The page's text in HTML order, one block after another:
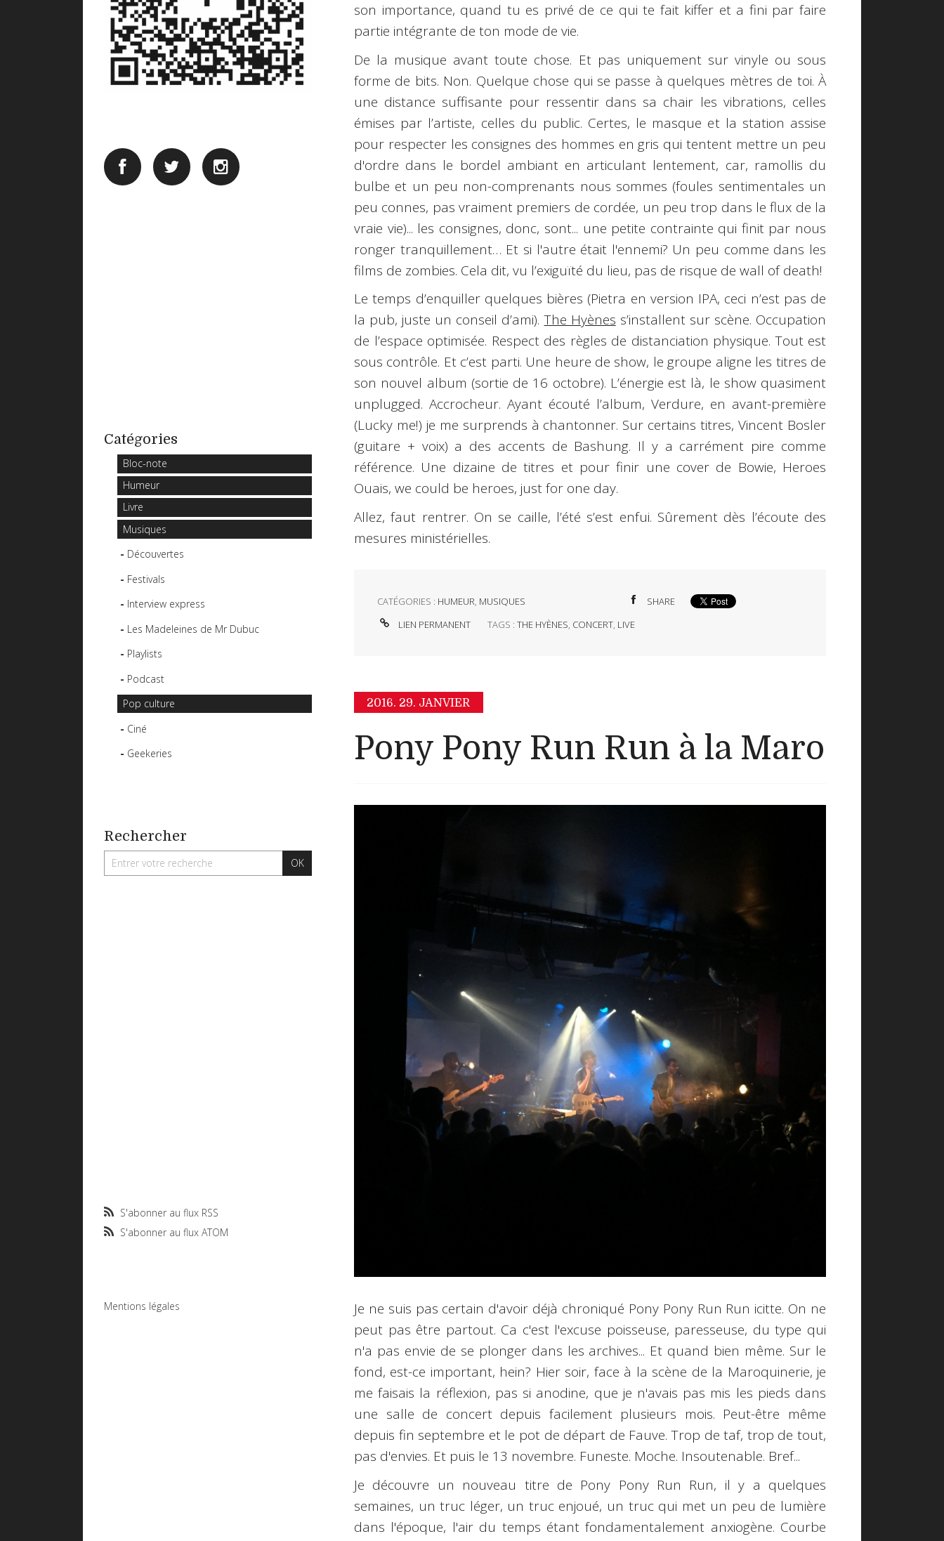
Catégories
Bloc-note
Humeur
Livre
Musiques
Découvertes
Festivals
Interview express
Les Madeleines de Mr Dubuc
Playlists
Podcast
Pop culture
Ciné
Geekeries
Rechercher
S'abonner au flux RSS
S'abonner au flux ATOM
Mentions légales
son importance, quand tu es privé de ce qui te fait kiffer et a fini par faire
partie intégrante de ton mode de vie.
De la musique avant toute chose. Et pas uniquement sur vinyle ou sous
forme de bits. Non. Quelque chose qui se passe à quelques mètres de toi. À
une distance suffisante pour ressentir dans sa chair les vibrations, celles
émises par l’artiste, celles du public. Certes, le masque et la station assise
pour respecter les consignes des hommes en gris qui tentent mettre un peu
d'ordre dans le bordel ambiant en articulant lentement, car, ramollis du
bulbe et un peu non-comprenants nous sommes (foules sentimentales un
peu connes, pas vraiment premiers de cordée, un peu trop dans le flux de la
vraie vie)... les consignes, donc, sont... une petite contrainte qui finit par nous
ronger tranquillement… Et si l'autre était l'ennemi? Un peu comme dans les
films de zombies. Cela dit, vu l’exiguïté du lieu, pas de risque de wall of death!
Le temps d’enquiller quelques bières (Pietra en version IPA, ceci n’est pas de
la pub, juste un conseil d’ami).The Hyènes s’installent sur scène. Occupation
de l’espace optimisée. Respect des règles de distanciation physique. Tout est
sous contrôle. Et c’est parti. Une heure de show, le groupe aligne les titres de
son nouvel album (sortie de 16 octobre). L’énergie est là, le show quasiment
unplugged. Accrocheur. Ayant écouté l’album, Verdure, en avant-première
(Lucky me!) je me surprends à chantonner. Sur certains titres, Vincent Bosler
(guitare + voix) a des accents de Bashung. Il y a carrément pire comme
référence. Une dizaine de titres et pour finir une cover de Bowie, Heroes
Ouais, we could be heroes, just for one day.
Allez, faut rentrer. On se caille, l’été s’est enfui. Sûrement dès l’écoute des
mesures ministérielles.
CATÉGORIES : HUMEUR, MUSIQUES
SHARE
LIEN PERMANENT
TAGS :THE HYÈNES, CONCERT, LIVE
2016. 29. JANVIER
Pony Pony Run Run à la Maro
Je ne suis pas certain d'avoir déjà chroniqué Pony Pony Run Run icitte. On ne
peut pas être partout. Ca c'est l'excuse poisseuse, paresseuse, du type qui
n'a pas envie de se plonger dans les archives... Et quand bien même. Sur le
fond, est-ce important, hein? Hier soir, face à la scène de la Maroquinerie, je
me faisais la réflexion, pas si anodine, que je n'avais pas mis les pieds dans
une salle de concert depuis facilement plusieurs mois. Peut-être même
depuis fin septembre et le pot de départ de Fauve. Trop de taf, trop de tout,
pas d'envies. Et puis le 13 novembre. Funeste. Moche. Insoutenable. Bref...
Je découvre un nouveau titre de Pony Pony Run Run, il y a quelques
semaines, un truc léger, un truc enjoué, un truc qui met un peu de lumière
dans l'époque, l'air du temps étant fondamentalement anxiogène. Courbe